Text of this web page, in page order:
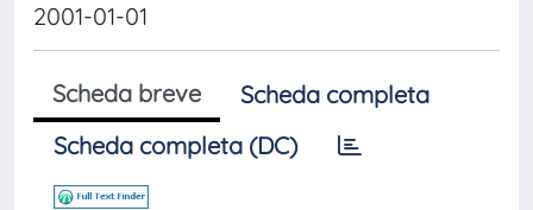
2001-01-01
Scheda breve
Scheda completa
Scheda completa (DC)